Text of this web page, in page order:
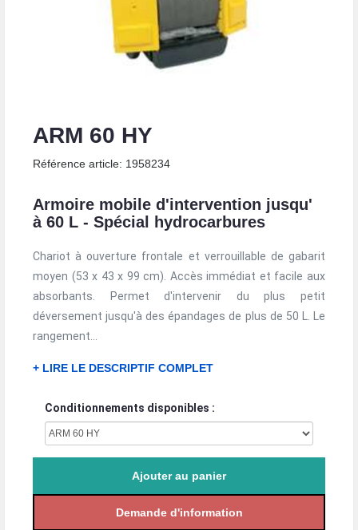
ARM 60 HY
Référence article: 1958234
Armoire mobile d'intervention jusqu'
à 60 L - Spécial hydrocarbures
Chariot à ouverture frontale et verrouillable de gabarit
moyen (53 x 43 x 99 cm). Accès immédiat et facile aux
absorbants. Permet d'intervenir du plus petit
déversement jusqu'à des épandages de plus de 50 L. Le
rangement...
+ LIRE LE DESCRIPTIF COMPLET
Conditionnements disponibles :